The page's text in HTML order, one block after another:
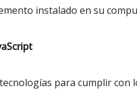
instalado en su
para cumplir con